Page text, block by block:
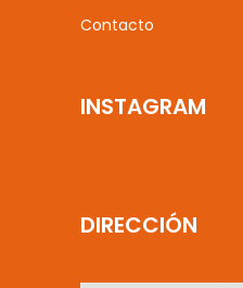
Contacto
INSTAGRAM
DIRECCIÓN